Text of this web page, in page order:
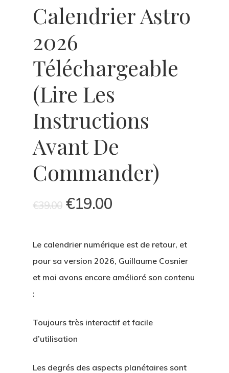
Calendrier Astro
2026
Téléchargeable
(Lire Les
Instructions
Avant De
Commander)
€39.00 €19.00
Le calendrier numérique est de retour, et
pour sa version 2026, Guillaume Cosnier
et moi avons encore amélioré son contenu
:
Toujours très interactif et facile
d’utilisation
Les degrés des aspects planétaires sont